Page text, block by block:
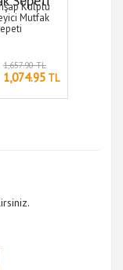
Kulplu
Mutfak
1,657.90 TL
1,074.95 TL